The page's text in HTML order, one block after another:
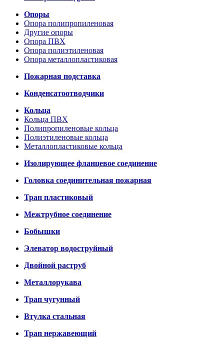
Опоры
Опора полипропиленовая
Другие опоры
Опора ПВХ
Опора полиэтиленовая
Опора металлопластиковая
Пожарная подставка
Конденсатоотводчики
Кольца
Кольца ПВХ
Полипропиленовые кольца
Полиэтиленовые кольца
Металлопластиковые кольца
Изолирующее фланцевое соединение
Головка соединительная пожарная
Трап пластиковый
Межтрубное соединение
Бобышки
Элеватор водоструйный
Двойной раструб
Металлорукава
Трап чугунный
Втулка стальная
Трап нержавеющий